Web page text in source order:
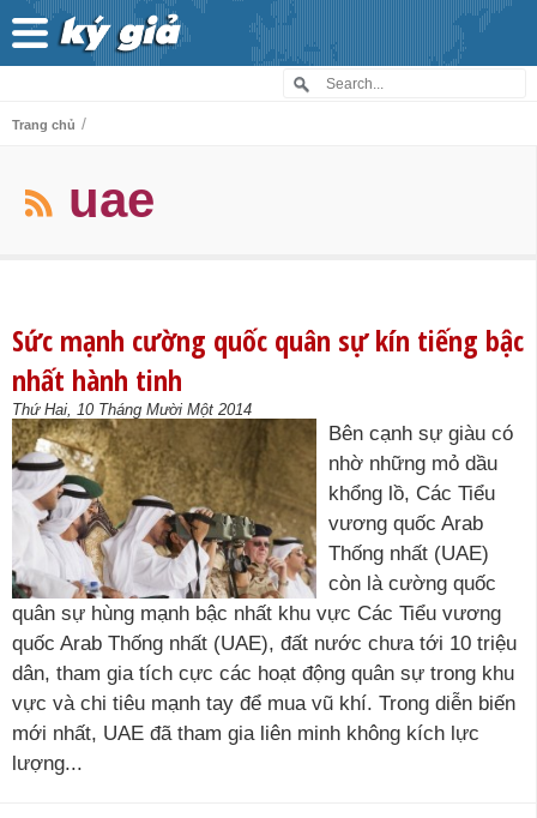
Trang chủ /
uae
Sức mạnh cường quốc quân sự kín tiếng bậc
nhất hành tinh
Thứ Hai, 10 Tháng Mười Một 2014
Bên cạnh sự giàu có
nhờ những mỏ dầu
khổng lồ, Các Tiểu
vương quốc Arab
Thống nhất (UAE)
còn là cường quốc
quân sự hùng mạnh bậc nhất khu vực Các Tiểu vương
quốc Arab Thống nhất (UAE), đất nước chưa tới 10 triệu
dân, tham gia tích cực các hoạt động quân sự trong khu
vực và chi tiêu mạnh tay để mua vũ khí. Trong diễn biến
mới nhất, UAE đã tham gia liên minh không kích lực
lượng...